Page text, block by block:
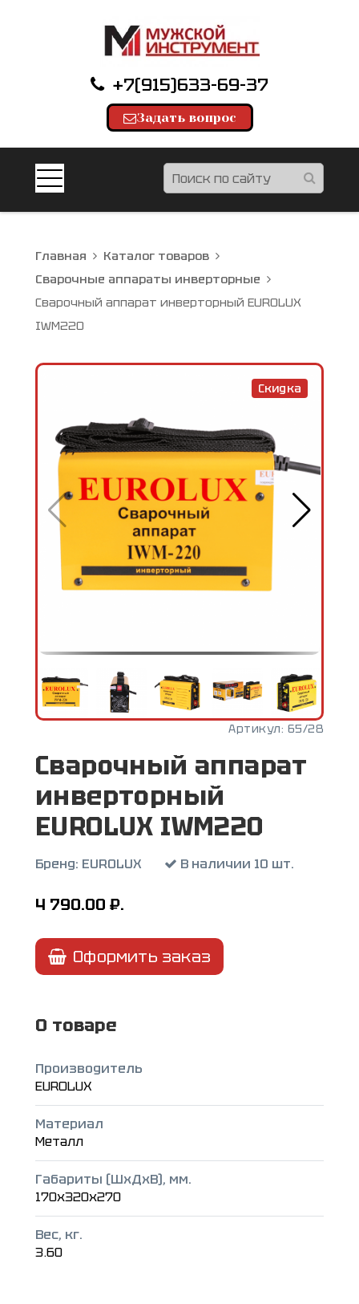
+7(915)633-69-37
Задать вопрос
Главная
Каталог товаров
Сварочные аппараты инверторные
Сварочный аппарат инверторный EUROLUX
IWM220
Скидка
Артикул: 65/28
Сварочный аппарат
инверторный
EUROLUX IWM220
Бренд: EUROLUX В наличии 10 шт.
4 790.00 ₽.
Оформить заказ
О товаре
Производитель
EUROLUX
Материал
Металл
Габариты (ШxДxВ), мм.
170x320x270
Вес, кг.
3.60